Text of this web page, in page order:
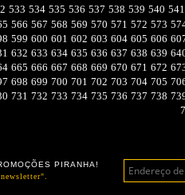
533 534 535 536 537 538 539 540 541
566 567 568 569 570 571 572 573
599 600 601 602 603 604 605 606
632 633 634 635 636 637 638 639
665 666 667 668 669 670 671 672
698 699 700 701 702 703 704 705
731 732 733 734 735 736 737 738
PIRANHA!